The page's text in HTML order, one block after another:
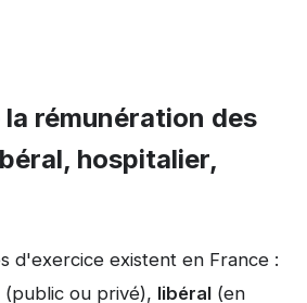
rémunération des
hospitalier,
d'exercice existent en France :
(public ou privé), libéral (en